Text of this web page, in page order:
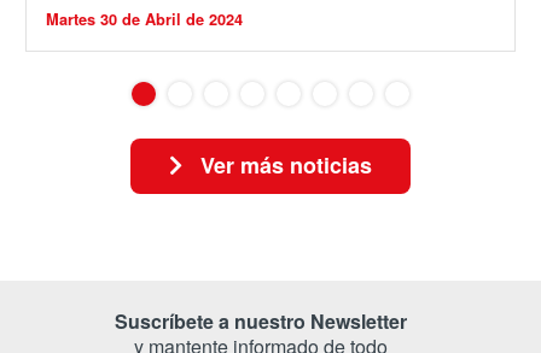
Martes 30 de Abril de 2024
Ver más noticias
Suscríbete a nuestro Newsletter
y mantente informado de todo